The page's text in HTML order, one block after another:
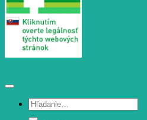
Hľadať: